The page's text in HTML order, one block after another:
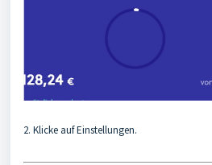
2. Klicke auf Einstellungen.